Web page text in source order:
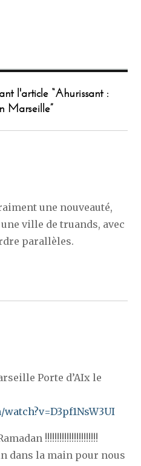
l'article “Ahurissant :
Marseille”
une nouveauté,
ville de truands, avec
parallèles.
Porte d’AIx le
!!!!!!!!!!!!!!!!!!!!!!
dans la main pour nous